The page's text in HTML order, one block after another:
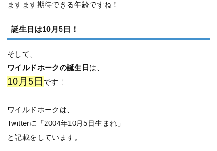
ますます期待できる年齢ですね！
誕生日は10月5日！
そして、
ワイルドホークの誕生日 は、
10月5日 です！
ワイルドホークは、
Twitterに「2004年10月5日生まれ」
と記載をしています。